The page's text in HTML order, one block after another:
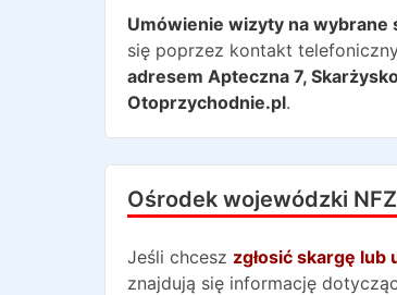
Umówienie wizyty na wybrane
się poprzez kontakt
adresem Apteczna 7,
Otoprzychodnie.pl.
Ośrodek wojewódzki
Jeśli chcesz zgłosić skargę lub
znajdują się informację